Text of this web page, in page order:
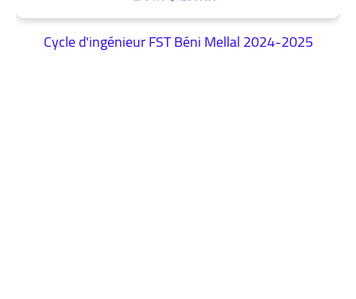
Cycle d'ingénieur FST Béni Mellal 2024-2025